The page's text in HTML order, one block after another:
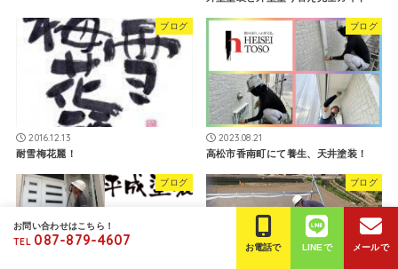
ブログ
2016.12.13
耐雪梅花麗！
ブログ
2023.08.21
高松市香南町にて養生、天井塗装！
ブログ ブログ
お問い合わせはこちら！
TEL 087-879-4607 お電話で LINEで メールで